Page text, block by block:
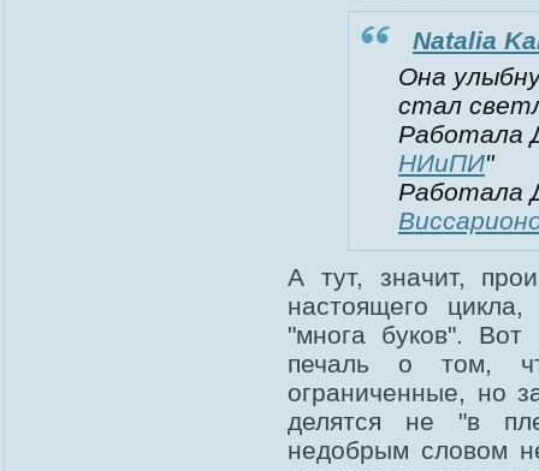
Natalia
Она
стал
Работала
НИиПИ"
Работала
А тут, значит,
настоящего
"многа буков".
печаль о том,
ограниченные, но
делятся не "в
недобрым словом